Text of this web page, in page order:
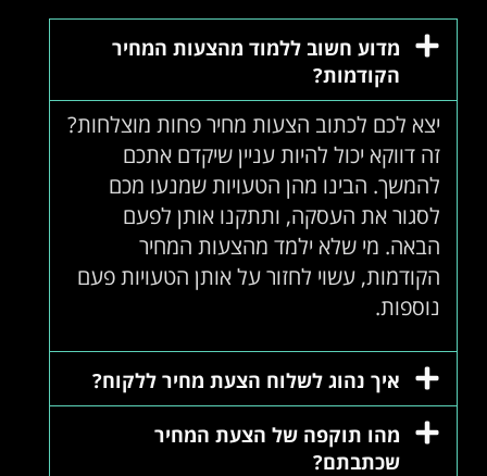
מדוע חשוב ללמוד מהצעות המחיר
הקודמות?
יצא לכם לכתוב הצעות מחיר פחות מוצלחות?
זה דווקא יכול להיות עניין שיקדם אתכם
להמשך. הבינו מהן הטעויות שמנעו מכם
לסגור את העסקה, ותתקנו אותן לפעם
הבאה. מי שלא ילמד מהצעות המחיר
הקודמות, עשוי לחזור על אותן הטעויות פעם
נוספות.
איך נהוג לשלוח הצעת מחיר ללקוח?
מהו תוקפה של הצעת המחיר
שכתבתם?